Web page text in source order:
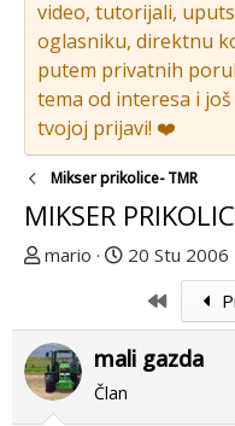
video, tutorijali,
oglasniku, direktnu
putem privatnih
tema od interesa i
tvojoj prijavi! ❤️
Mikser prikolice- TMR
MIKSER
T
u
p
o
mario
D
u
m
20 Stu 2006
First
mali gazda
Član